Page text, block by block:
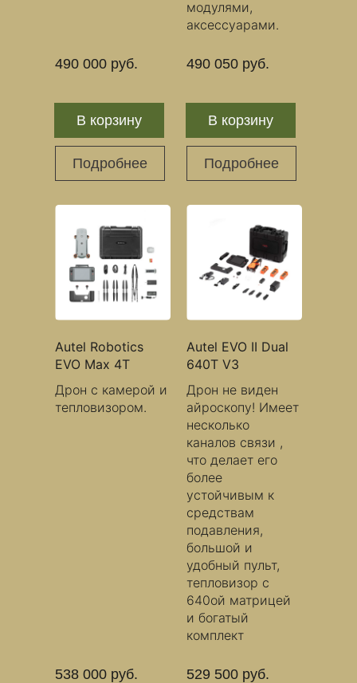
490 000 руб.
В корзину
Подробнее
модулями,
аксессуарами.
490 050 руб.
В корзину
Подробнее
Autel Robotics
EVO Max 4T
Дрон с камерой и
тепловизором.
538 000 руб.
Autel EVO II Dual
640T V3
Дрон не виден
айроскопу! Имеет
несколько
каналов связи ,
что делает его
более
устойчивым к
средствам
подавления,
большой и
удобный пульт,
тепловизор с
640ой матрицей
и богатый
комплект
529 500 руб.